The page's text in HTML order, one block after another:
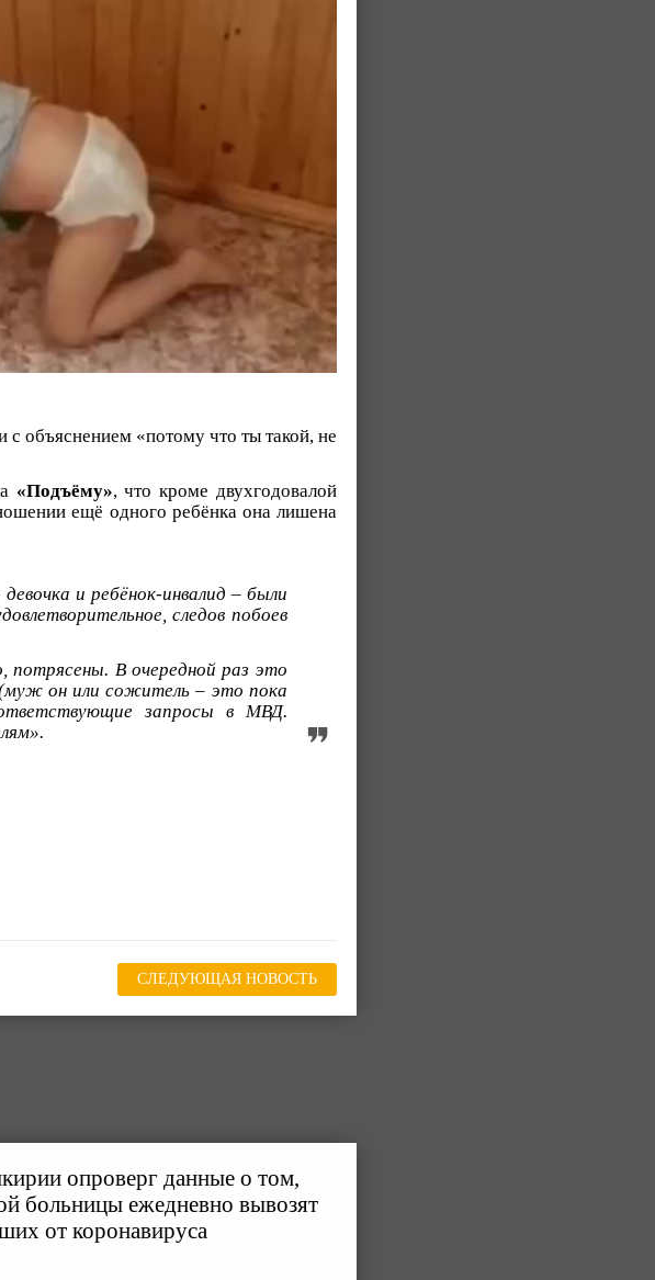
с объяснением «потому что ты такой, не
«Подъёму», что кроме двухгодовалой
ещё одного ребёнка она лишена
и ребёнок-инвалид – были
следов побоев
потрясены. В очередной раз это
он или сожитель – это пока
запросы в МВД.
СЛЕДУЮЩАЯ НОВОСТЬ
опроверг данные о том,
больницы ежедневно вывозят
от коронавируса